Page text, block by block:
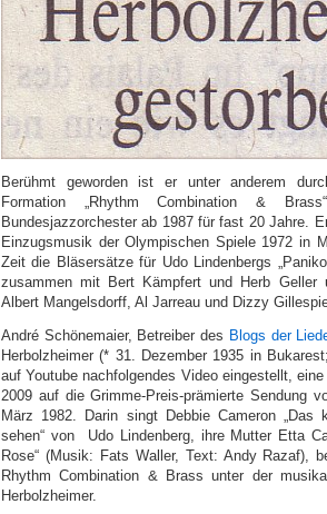
Berühmt geworden ist er unter anderem
Formation „Rhythm Combination &
Bundesjazzorchester ab 1987 für fast 20 Jahre.
Einzugsmusik der Olympischen Spiele 1972 in
Zeit die Bläsersätze für Udo Lindenbergs
zusammen mit Bert Kämpfert und Herb
Albert Mangelsdorff, Al Jarreau und Dizzy
André Schönemaier, Betreiber des Blogs der
Herbolzheimer (* 31. Dezember 1935 in
auf Youtube nachfolgendes Video eingestellt, e
2009 auf die Grimme-Preis-prämierte Sendung
März 1982. Darin singt Debbie Cameron
sehen“ von Udo Lindenberg, ihre Mutter Etta
Rose“ (Musik: Fats Waller, Text: Andy Razaf),
Rhythm Combination & Brass unter der
Herbolzheimer.